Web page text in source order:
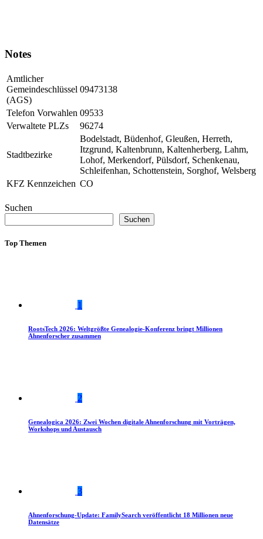
Notes
Amtlicher
Gemeindeschlüssel
(AGS)
09473138
Telefon Vorwahlen 09533
Verwaltete PLZs
96274
Stadtbezirke
Bodelstadt, Büdenhof, Gleußen, Herreth,
Itzgrund, Kaltenbrunn, Kaltenherberg, Lahm,
Lohof, Merkendorf, Pülsdorf, Schenkenau,
Schleifenhan, Schottenstein, Sorghof, Welsberg
KFZ Kennzeichen CO
Suchen
Suchen
Top Themen
1
RootsTech 2026: Weltgrößte Genealogie-Konferenz bringt Millionen
Ahnenforscher zusammen
2
Genealogica 2026: Zwei Wochen digitale Ahnenforschung mit Vorträgen,
Workshops und Austausch
3
Ahnenforschung-Update: FamilySearch veröffentlicht 18 Millionen neue
Datensätze